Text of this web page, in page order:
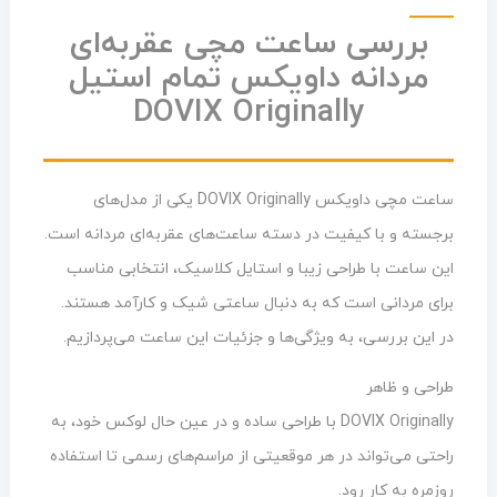
بررسی ساعت مچی عقربه‌ای
مردانه داویکس تمام استیل
DOVIX Originally
ساعت مچی داویکس DOVIX Originally یکی از مدل‌های
برجسته و با کیفیت در دسته ساعت‌های عقربه‌ای مردانه است.
این ساعت با طراحی زیبا و استایل کلاسیک، انتخابی مناسب
برای مردانی است که به دنبال ساعتی شیک و کارآمد هستند.
در این بررسی، به ویژگی‌ها و جزئیات این ساعت می‌پردازیم.
طراحی و ظاهر
DOVIX Originally با طراحی ساده و در عین حال لوکس خود، به
راحتی می‌تواند در هر موقعیتی از مراسم‌های رسمی تا استفاده
روزمره به کار رود.